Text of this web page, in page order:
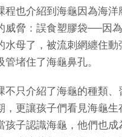
程也介紹到海龜因為海洋
威脅：誤食塑膠袋──因
水母了，被流刺網纏住動
管堵住了海龜鼻孔。
不只介紹了海龜的種類、
，更讓孩子們看見海龜生
孩子認識海龜，他們也成